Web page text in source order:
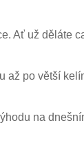
Ať už děláte
po větší
na